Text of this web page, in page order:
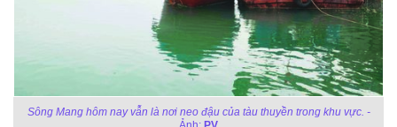
Sông Mang hôm nay vẫn là nơi neo đậu của tàu thuyền trong khu vực. -